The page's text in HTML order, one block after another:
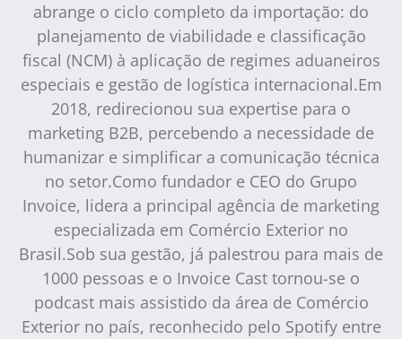
abrange o ciclo completo da importação: do
planejamento de viabilidade e classificação
fiscal (NCM) à aplicação de regimes aduaneiros
especiais e gestão de logística internacional.Em
2018, redirecionou sua expertise para o
marketing B2B, percebendo a necessidade de
humanizar e simplificar a comunicação técnica
no setor.Como fundador e CEO do Grupo
Invoice, lidera a principal agência de marketing
especializada em Comércio Exterior no
Brasil.Sob sua gestão, já palestrou para mais de
1000 pessoas e o Invoice Cast tornou-se o
podcast mais assistido da área de Comércio
Exterior no país, reconhecido pelo Spotify entre